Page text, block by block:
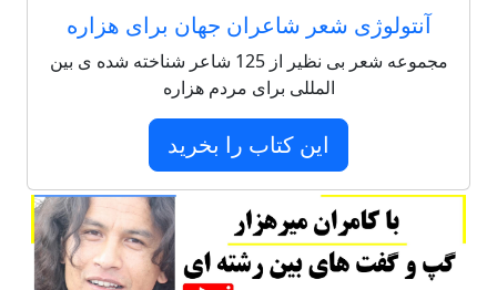
آنتولوژی شعر شاعران جهان برای هزاره
مجموعه شعر بی نظیر از 125 شاعر شناخته شده ی بین
المللی برای مردم هزاره
این کتاب را بخرید